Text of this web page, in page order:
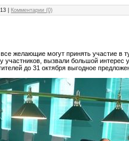
Комментарии (0)
желающие могут принять участие в
вызвали большой интерес
до 31 октября выгодное